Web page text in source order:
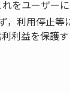
をユーザーに
，利用停止
利益を保護